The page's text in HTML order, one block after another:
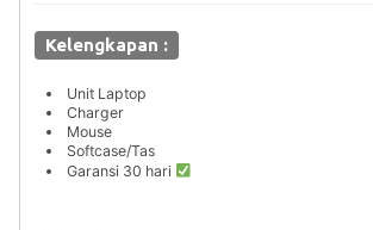
Kelengkapan :
Unit Laptop
Charger
Mouse
Softcase/Tas
Garansi 30 hari